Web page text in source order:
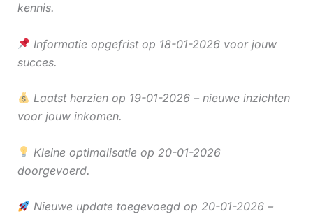
kennis.
Informatie opgefrist op 18-01-2026 voor jouw
succes.
Laatst herzien op 19-01-2026 – nieuwe inzichten
voor jouw inkomen.
Kleine optimalisatie op 20-01-2026
doorgevoerd.
Nieuwe update toegevoegd op 20-01-2026 –